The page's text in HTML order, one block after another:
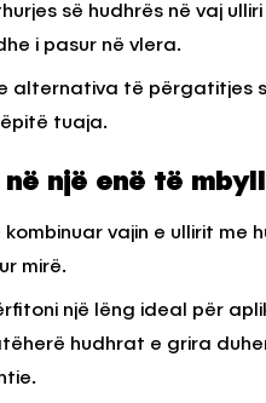
së hudhrës në vaj
i pasur në vlera.
alternativa të përgatitjes
tuaja.
një enë të
vajin e ullirit me
mirë.
një lëng ideal për
hudhrat e grira